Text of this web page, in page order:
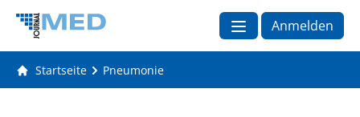
Anmelden
Startseite Pneumonie